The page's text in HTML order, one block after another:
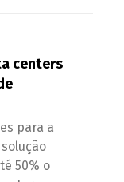
centers
para a
50% o